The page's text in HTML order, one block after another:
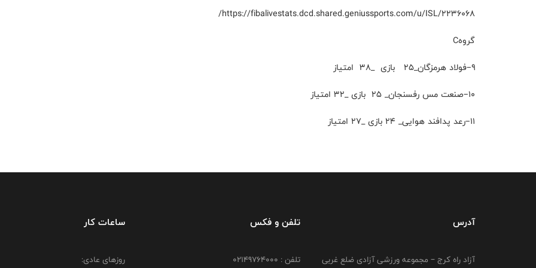
https://fibalivestats.dcd.shared.geniussports.com/u/ISL/2236068/
گروهC
۹–فولاد هرمزگان_۲۵ بازی _۳۸ امتیاز
۱۰–صنعت مس رفسنجان_ ۲۵ بازی _۳۲ امتیاز
۱۱–رعد پدافند هوایی_ ۲۴ بازی _۲۷ امتیاز
آدرس
آزاد راه کرج – مجموعه ورزشی آزادی ضلع غربی
تلفن و فکس
تلفن : 02149764000
ساعات کار
روزهای عادی: